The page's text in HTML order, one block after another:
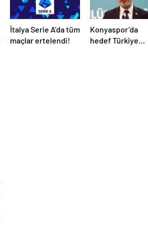
İtalya Serie A’da tüm
maçlar ertelendi!
Konyaspor’da
hedef Türkiye